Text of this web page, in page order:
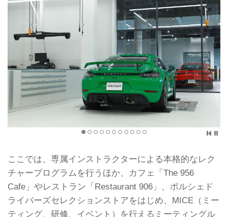
ここでは、専属インストラクターによる本格的なレク
チャープログラムを行うほか、カフェ「The 956
Cafe」やレストラン「Restaurant 906」、ポルシェド
ライバーズセレクションストアをはじめ、MICE（ミー
ティング、研修、イベント）を行えるミーティングル